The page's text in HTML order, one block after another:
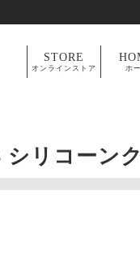
STORE
オンラインストア ホ
シリコーン